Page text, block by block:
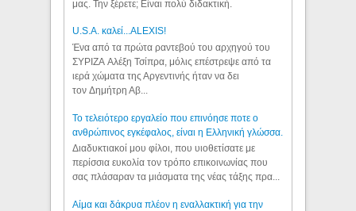
μας. Την ξέρετε; Είναι πολύ διδακτική.
U.S.A. καλεί...ALEXIS!
Ένα από τα πρώτα ραντεβού του αρχηγού του
ΣΥΡΙΖΑ Αλέξη Τσίπρα, μόλις επέστρεψε από τα
ιερά χώματα της Αργεντινής ήταν να δει
τον Δημήτρη Αβ...
Το τελειότερο εργαλείο που επινόησε ποτε ο
ανθρώπινος εγκέφαλος, είναι η Ελληνική γλώσσα.
Διαδυκτιακοί μου φίλοι, που υιοθετίσατε με
περίσσια ευκολία τον τρόπο επικοινωνίας που
σας πλάσαραν τα μιάσματα της νέας τάξης πρα...
Αίμα και δάκρυα πλέον η εναλλακτική για την